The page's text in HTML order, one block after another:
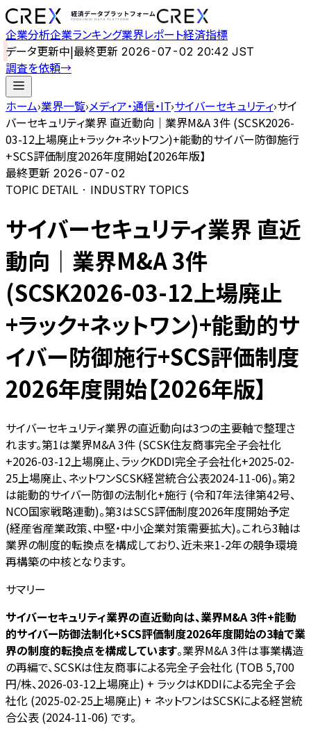
企業分析企業ランキング業界レポート経済指標
データ更新中|最終更新 2026-07-02 20:42 JST
調査を依頼→
ホーム›業界一覧›メディア・通信・IT›サイバーセキュリティ›サイ
バーセキュリティ業界 直近動向｜業界M&A 3件 (SCSK2026-
03-12上場廃止+ラック+ネットワン)+能動的サイバー防御施行
+SCS評価制度2026年度開始【2026年版】
最終更新 2026-07-02
TOPIC DETAIL · INDUSTRY TOPICS
サイバーセキュリティ業界 直近
動向｜業界M&A 3件
(SCSK2026-03-12上場廃止
+ラック+ネットワン)+能動的サ
イバー防御施行+SCS評価制度
2026年度開始【2026年版】
サイバーセキュリティ業界の直近動向は3つの主要軸で整理さ
れます。第1は業界M&A 3件 (SCSK住友商事完全子会社化
+2026-03-12上場廃止、ラックKDDI完全子会社化+2025-02-
25上場廃止、ネットワンSCSK経営統合公表2024-11-06)。第2
は能動的サイバー防御の法制化+施行 (令和7年法律第42号、
NCO国家戦略連動)。第3はSCS評価制度2026年度開始予定
(経産省産業政策、中堅・中小企業対策需要拡大)。これら3軸は
業界の制度的転換点を構成しており、近未来1-2年の競争環境
再構築の中核となります。
サマリー
サイバーセキュリティ業界の直近動向は、業界M&A 3件+能動
的サイバー防御法制化+SCS評価制度2026年度開始の3軸で業
界の制度的転換点を構成しています。業界M&A 3件は事業構造
の再編で、SCSKは住友商事による完全子会社化 (TOB 5,700
円/株、2026-03-12上場廃止) + ラックはKDDIによる完全子会
社化 (2025-02-25上場廃止) + ネットワンはSCSKによる経営統
合公表 (2024-11-06) です。